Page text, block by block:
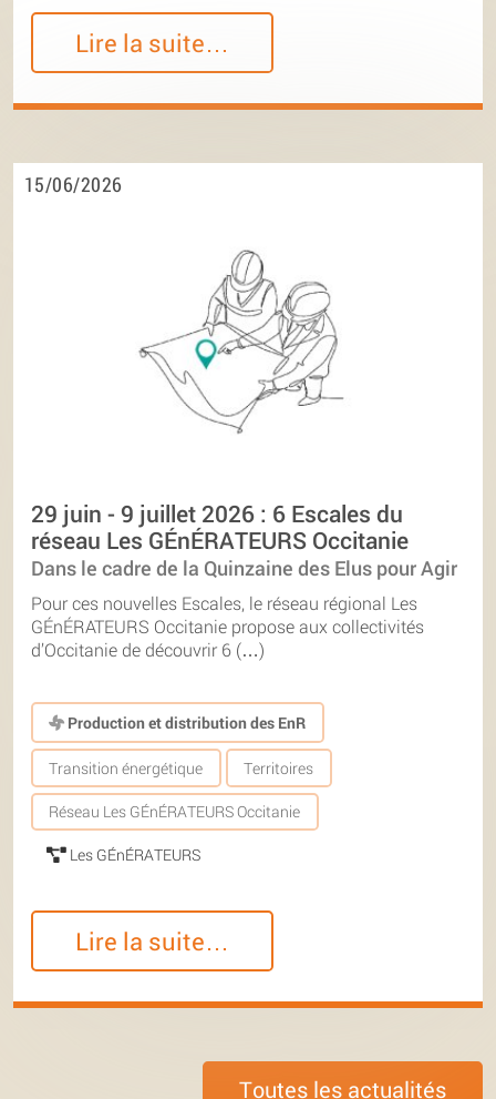
Lire la suite…
15/06/2026
29 juin - 9 juillet 2026 : 6 Escales du
réseau Les GÉnÉRATEURS Occitanie
Dans le cadre de la Quinzaine des Elus pour Agir
Pour ces nouvelles Escales, le réseau régional Les
GÉnÉRATEURS Occitanie propose aux collectivités
d’Occitanie de découvrir 6 (…)
Production et distribution des EnR
Transition énergétique Territoires
Réseau Les GÉnÉRATEURS Occitanie
Les GÉnÉRATEURS
Lire la suite…
Toutes les actualités